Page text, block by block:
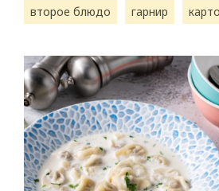
второе блюдо гарнир